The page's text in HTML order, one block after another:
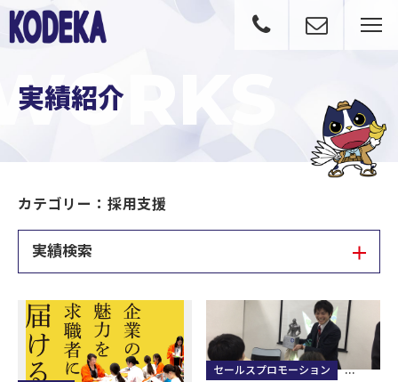
実績紹介
実績紹介
カテゴリー：採用支援
実績検索
セールスプロモーション 採用支援